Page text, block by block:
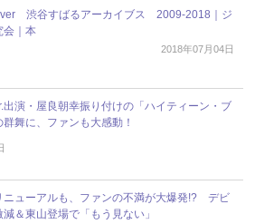
渋谷すばるアーカイブス 2009-2018｜ジ
会｜本
2018年07月04日
出演・屋良朝幸振り付けの「ハイティーン・ブ
舞に、ファンも大感動！
ニューアルも、ファンの不満が大爆発!? デビ
＆東山登場で「もう見ない」